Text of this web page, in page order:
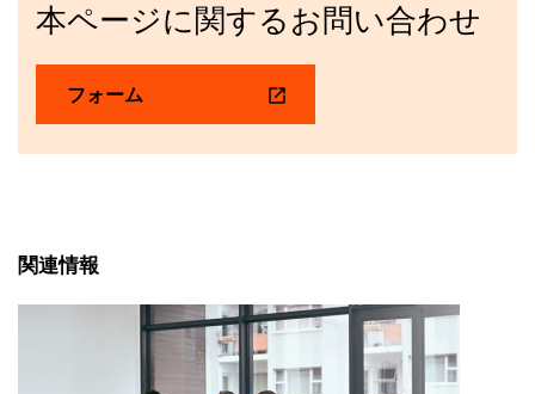
本ページに関するお問い合わせ
フォーム
関連情報